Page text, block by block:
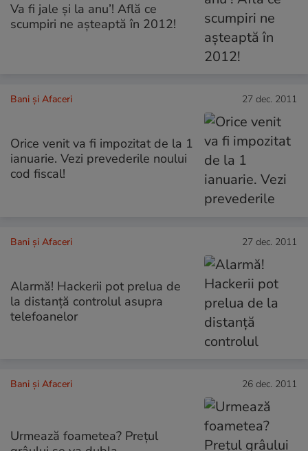
Va fi jale și la anu’! Află ce
scumpiri ne aşteaptă în 2012!
Bani și Afaceri 27 dec. 2011
Orice venit va fi impozitat de la 1
ianuarie. Vezi prevederile noului
cod fiscal!
Bani și Afaceri 27 dec. 2011
Alarmă! Hackerii pot prelua de
la distanţă controlul asupra
telefoanelor
Bani și Afaceri 26 dec. 2011
Urmează foametea? Preţul